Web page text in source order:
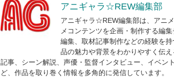
アニギャラ☆REW編集部
アニギャラ☆REW編集部は、アニ
メコンテンツを企画・制作する編
編集、取材記事制作などの経験を
品の魅力や背景をわかりやすく伝
記事、シーン解説、声優・監督インタビュー、イベン
ど、作品を取り巻く情報を多角的に発信しています。